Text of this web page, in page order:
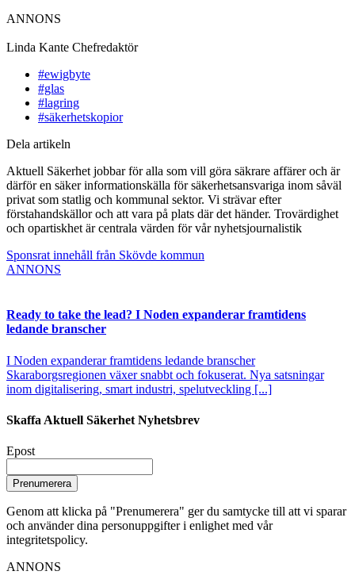
ANNONS
Linda Kante Chefredaktör
#ewigbyte
#glas
#lagring
#säkerhetskopior
Dela artikeln
Aktuell Säkerhet jobbar för alla som vill göra säkrare affärer och är
därför en säker informationskälla för säkerhetsansvariga inom såväl
privat som statlig och kommunal sektor. Vi strävar efter
förstahandskällor och att vara på plats där det händer. Trovärdighet
och opartiskhet är centrala värden för vår nyhetsjournalistik
Sponsrat innehåll från Skövde kommun
ANNONS
Ready to take the lead? I Noden expanderar framtidens
ledande branscher
I Noden expanderar framtidens ledande branscher
Skaraborgsregionen växer snabbt och fokuserat. Nya satsningar
inom digitalisering, smart industri, spelutveckling [...]
Skaffa Aktuell Säkerhet Nyhetsbrev
Epost
Prenumerera
Genom att klicka på "Prenumerera" ger du samtycke till att vi sparar
och använder dina personuppgifter i enlighet med vår
integritetspolicy.
ANNONS